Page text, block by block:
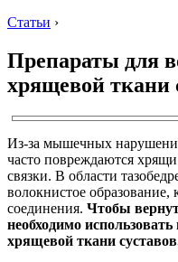
Статьи ›
Препараты для
хрящевой ткани
Из-за мышечных
часто повреждаются
связки. В области
волокнистое образование,
соединения. Чтобы
необходимо
хрящевой ткани